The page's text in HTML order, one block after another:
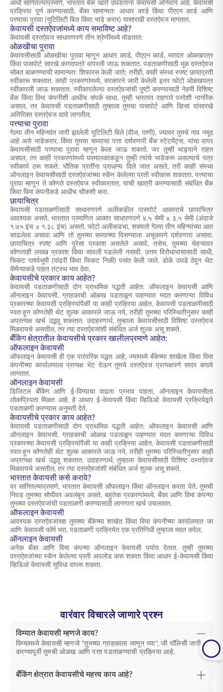
आधी सांगितल्याप्रमाणे, भारतात बँक खाते उघडताना केवायसी अनिवार्य आहे. केवायसी
प्रक्रिया पूर्ण करण्यासाठी, बँका सामान्यतः आधार कार्ड किंवा पीएएन कार्ड आणि
पत्त्याचा पुरावा (युटिलिटी बिल किंवा भाडे करार) यासारखी दस्तऐवज मागतात.
केवायसी दस्तऐवजांमध्ये काय समाविष्ट आहे?
केवायसी दस्तऐवज साधारणपणे तीन श्रेणींमध्ये मोडतात:
ओळखीचा पुरावा
केवायसीसाठी ओळखीचा पुरावा म्हणून आधार कार्ड, पीएएन कार्ड, मतदार ओळखपत्र
किंवा पासपोर्ट सारखे कागदपत्रे वापरली जाऊ शकतात. पडताळणीसाठी मूळ दस्तऐवज
सोबत बाळगण्याची सामान्यतः शिफारस केली जाते; तरीही, काही संस्था स्पष्ट छायाप्रती
स्वीकारू शकतात. काही प्रकरणांमध्ये, सरकारने जारी केलेली इतर फोटो ओळखपत्र
स्वीकारली जाऊ शकतात. स्वीकारलेल्या दस्तऐवजांची पुष्टी करण्यासाठी नेहमी विशिष्ट
बँक किंवा विमा कंपनीशी आधीच संपर्क साधा. तुम्ही भारतात राहणारे परदेशी नागरिक
असाल, तर केवायसी पडताळणीसाठी तुम्हाला तुमचा पासपोर्ट आणि व्हिसा यांसारखे
अतिरिक्त दस्तऐवज द्यावे लागतील.
पत्त्याचा पुरावा
गेल्या तीन महिन्यांत जारी झालेली युटिलिटी बिले (वीज, पाणी), ज्यावर तुमचे नाव नमूद
आहे असे भाडेकरार, किंवा तुमचा सध्याचा पत्ता दर्शवणारी बँक स्टेटमेंट्स, यांचा वापर
केवायसीसाठी पत्त्याचा पुरावा म्हणून केला जाऊ शकतो. जर तुम्ही भाड्याने राहत
असाल, तर काही प्रकरणांमध्ये घरमालकाकडून तुम्ही त्यांचे भाडेकरू असल्याचे पत्र
स्वीकार्य ठरू शकते. भौतिक प्रतींना प्राधान्य दिले जात असले, तरी काही संस्था
ऑनलाइन केवायसीसाठी दस्तऐवजांच्या स्कॅन केलेल्या प्रती स्वीकारू शकतात. पत्त्याचा
पुरावा म्हणून ते कोणते दस्तऐवज स्वीकारतात, याची खात्री करण्यासाठी संबंधित बँक
किंवा विमा कंपनीकडे आधीच चौकशी करा.
छायाचित्र
केवायसी पडताळणीसाठी साधारणपणे अलीकडील पासपोर्ट आकाराचे छायाचित्र
आवश्यक असते. भारतात प्रमाणित आकार साधारणपणे ४.५ सेमी x ३.५ सेमी (अंदाजे
१.७५ इंच x १.३८ इंच) असतो. फोटो अलीकडचा, शक्यतो गेल्या तीन महिन्यांच्या आत
काढलेला असावा आणि तो तुमच्या सध्याच्या दिसण्याला अचूकपणे दर्शवणारा असावा.
छायाचित्र स्पष्ट आणि पुरेसा प्रकाश असलेले असावे, तसेच, तुमच्या चेहऱ्यावर
कोणताही लख्ख प्रकाश किंवा सावली पडलेली नसावी. उत्तम विरोधाभासासाठी साधी,
फिकट पार्श्वभूमी (पांढरी किंवा फिकट निळी) पसंत केली जाते. डोळे उघडे ठेवून थेट
कॅमेऱ्याकडे पाहत तटस्थ भाव ठेवा.
केवायसीचे प्रकार काय आहेत?
केवायसी पडताळणीसाठी दोन प्राथमिक पद्धती आहेत: ऑफलाइन केवायसी आणि
ऑनलाइन केवायसी. ग्राहकाची ओळख पडताळून पाहण्यात मदत करणाऱ्या विविध
प्रकारच्या केवायसी प्रक्रियांपैकी या काही प्रक्रिया आहेत. केवायसी पडताळणीसाठी
स्वतःहून कोणतेही थेट शुल्क आकारले जाऊ नये, तरीही तुमच्या परिस्थितीनुसार काही
अप्रत्यक्ष खर्च उद्भवू शकतात. उदाहरणार्थ, तुम्हाला केवायसीसाठी विशिष्ट दस्तऐवज
मिळवायचे असतील, तर त्या दस्तऐवजांशी संबंधित अर्ज शुल्क असू शकते.
बँकिंग क्षेत्रातील केवायसीचे प्रकार खालीलप्रमाणे आहेत:
ऑफलाइन केवायसी
ऑफलाइन केवायसी ही एक पारंपरिक पद्धत आहे, ज्यामध्ये बँकेच्या शाखेला किंवा विमा
कंपनीच्या कार्यालयाला प्रत्यक्ष भेट देऊन तुमचे दस्तऐवज प्रत्यक्षपणे सादर करावे
लागतात.
ऑनलाइन केवायसी
डिजिटल बँकिंग आणि ई-विम्याचा वाढता प्रभाव पाहता, ऑनलाइन केवायसीला
लोकप्रियता मिळत आहे. हे आधार ई-केवायसी किंवा व्हिडिओ केवायसी प्रक्रियेद्वारे
पडताळणी करण्यास अनुमती देते.
केवायसीचे प्रकार काय आहेत?
केवायसी पडताळणीसाठी दोन प्राथमिक पद्धती आहेत: ऑफलाइन केवायसी आणि
ऑनलाइन केवायसी. ग्राहकाची ओळख पडताळून पाहण्यात मदत करणाऱ्या विविध
प्रकारच्या केवायसी प्रक्रियांपैकी या काही प्रक्रिया आहेत. केवायसी पडताळणीसाठी
स्वतःहून कोणतेही थेट शुल्क आकारले जाऊ नये, तरीही तुमच्या परिस्थितीनुसार काही
अप्रत्यक्ष खर्च उद्भवू शकतात. उदाहरणार्थ, तुम्हाला केवायसीसाठी विशिष्ट दस्तऐवज
मिळवायचे असतील, तर त्या दस्तऐवजांशी संबंधित अर्ज शुल्क असू शकते.
भारतात केवायसी कसे करावे?
वर सांगितल्याप्रमाणे, भारतात केवायसी ऑफलाइन किंवा ऑनलाइन करता येते. तुमची
निवड तुमच्या सोयीवर अवलंबून असते. बहुतेक प्रकरणांमध्ये, बँका आणि विमा कंपन्या
तुमच्या दस्तऐवजांची पडताळणी करण्यासाठी लागणारा खर्च उचलतात.
ऑफलाइन केवायसी
आवश्यक दस्तऐवजांसह तुमच्या बँकेच्या शाखेत किंवा विमा कंपनीच्या कार्यालयात जा
आणि केवायसी फॉर्म भरा. पडताळणी प्रक्रियेत एक प्रतिनिधी तुम्हाला मदत करेल.
ऑनलाइन केवायसी
अनेक बँका आणि विमा कंपन्या ऑनलाइन केवायसी पर्याय देतात. तुम्ही तुमच्या
दस्तऐवजांच्या स्कॅन केलेल्या प्रती अपलोड करू शकता किंवा आधार ई-केवायसी किंवा
व्हिडिओ केवायसी सुविधा वापरू शकता.
वारंवार विचारले जाणारे प्रश्न
विम्यात केवायसी म्हणजे काय?
विम्यामध्ये केवायसी म्हणजे "तुमच्या ग्राहकाला जाणून घ्या", जी पॉलिसी जारी
करण्यापूर्वी तुमची ओळख आणि पत्ता पडताळण्याची प्रक्रिया आहे.
बँकिंग क्षेत्रात केवायसीचे महत्त्व काय आहे?